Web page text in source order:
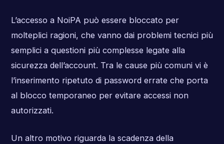
L’accesso a NoiPA può essere bloccato per
molteplici ragioni, che vanno dai problemi tecnici più
semplici a questioni più complesse legate alla
sicurezza dell’account. Tra le cause più comuni vi è
l’inserimento ripetuto di password errate che porta
al blocco temporaneo per evitare accessi non
autorizzati.
Un altro motivo riguarda la scadenza della